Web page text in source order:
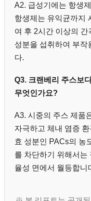
A2. 급성기에는 항생
항생제는 유익균까지
여 후 2시간 이상의
성분을 섭취하여 부작
다.
Q3. 크랜베리 주스보
무엇인가요?
A3. 시중의 주스 제품
자극하고 체내 염증
효 성분인 PACs의 농
를 차단하기 위해서는
율성 면에서 월등합니